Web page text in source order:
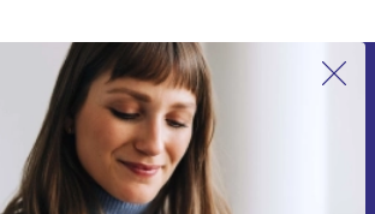
Liity ensimmäistä kertaa uutiskirjeen
tilaajaksi ja säästä 15 €!
Älä missaa enää yhtäkään tarjousta.